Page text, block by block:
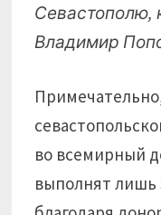
Севастополю,
Владимир
во всемирный
выполнят лишь